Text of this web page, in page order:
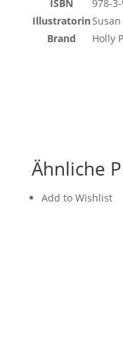
ISBN
978-
Illustratorin
Brand
Holly
Ähnliche
Add to Wishlist